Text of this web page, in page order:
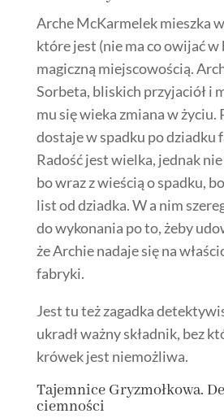
Arche McKarmelek mieszka
które jest (nie ma co owijać w
magiczną miejscowością.
Sorbeta, bliskich przyjaciół i
mu się wieka zmiana w życiu.
dostaje w spadku po dziadku
Radość jest wielka, jednak
bo wraz z wieścią o spadku,
list od dziadka. W a nim
do wykonania po to, żeby
że Archie nadaje się na
fabryki.
Jest tu też zagadka
ukradł ważny składnik, bez
krówek jest niemożliwa.
Tajemnice Gryzmołkowa.
ciemności